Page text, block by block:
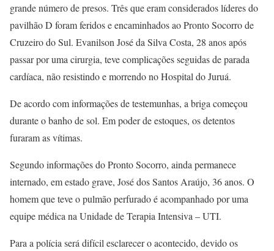
grande número de presos. Três que eram considerados líderes do
pavilhão D foram feridos e encaminhados ao Pronto Socorro de
Cruzeiro do Sul. Evanilson José da Silva Costa, 28 anos após
passar por uma cirurgia, teve complicações seguidas de parada
cardíaca, não resistindo e morrendo no Hospital do Juruá.
De acordo com informações de testemunhas, a briga começou
durante o banho de sol. Em poder de estoques, os detentos
furaram as vítimas.
Segundo informações do Pronto Socorro, ainda permanece
internado, em estado grave, José dos Santos Araújo, 36 anos. O
homem que teve o pulmão perfurado é acompanhado por uma
equipe médica na Unidade de Terapia Intensiva – UTI.
Para a polícia será difícil esclarecer o acontecido, devido os